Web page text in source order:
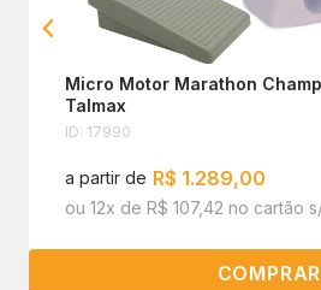
Micro Motor Marathon
Talmax
ID: 17990
a partir de R$ 1.289,00
ou 12x de R$ 107,42 no cartão
COMPRAR